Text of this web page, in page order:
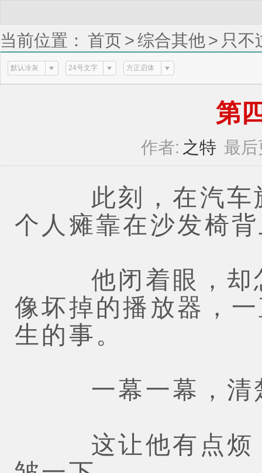
当前位置： 首页 >综合其他> 只不
默认冷灰 24号文字 方正启体
第
作者: 之特 最
此刻，在汽车旅
个人瘫靠在沙发椅
他闭着眼，却怎
像坏掉的播放器，
生的事。
一幕一幕，清楚
这让他有点烦，